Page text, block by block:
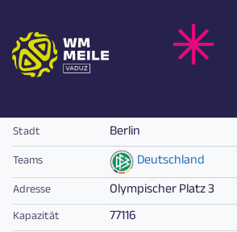
Inhalt
springen
OLYMPIASTADION
Stadt Berlin
Teams Deutschland
Adresse Olympischer Platz 3
Kapazität 77116